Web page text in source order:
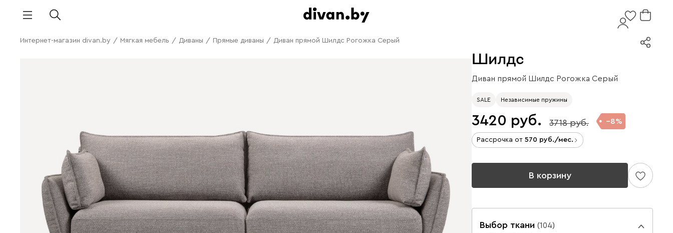
Интернет-магазин divan.by / Мягкая мебель / Диваны / Прямые диваны / Диван прямой Шилдс Рогожка Серый
Шилдс
Диван прямой Шилдс Рогожка Серый
SALE Независимые пружины
3420 3718 8
Рассрочка от 570 /мес.
В корзину
Выбор ткани (104)